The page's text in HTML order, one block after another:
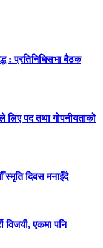
: प्रतिनिधिसभा बैठक
लिए पद तथा गोपनीयताको
स्मृति दिवस मनाइँदै
विजयी, एकमा पनि